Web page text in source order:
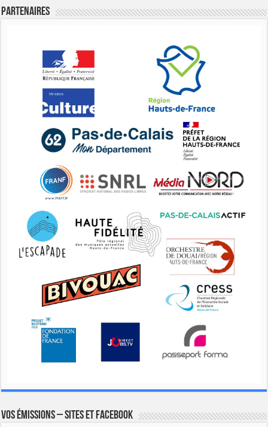
Partenaires
Vos émissions – Sites et Facebook